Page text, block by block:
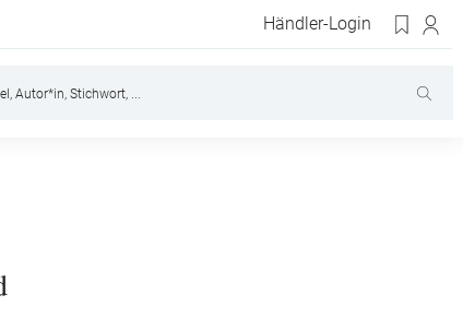
Händler-Login